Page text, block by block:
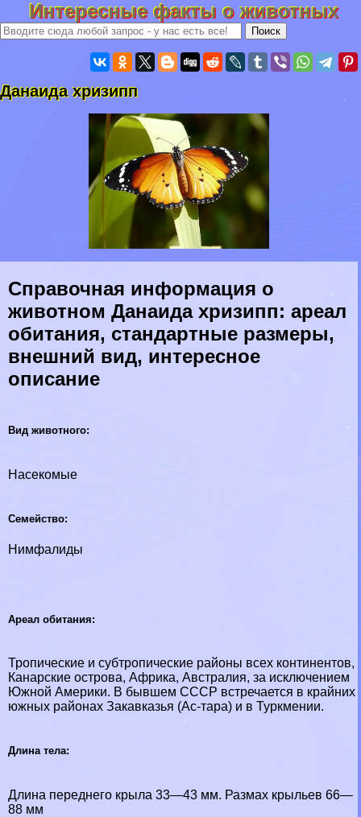
Интересные факты о животных
Данаида хризипп
Справочная информация о
животном Данаида хризипп: ареал
обитания, стандартные размеры,
внешний вид, интересное
описание
Вид животного:
Насекомые
Семейство:
Нимфалиды
Ареал обитания:
Тропические и субтропические районы всех континентов,
Канарские острова, Африка, Австралия, за исключением
Южной Америки. В бывшем СССР встречается в крайних
южных районах Закавказья (Ас-тара) и в Туркмении.
Длина тела:
Длина переднего крыла 33—43 мм. Размах крыльев 66—
88 мм